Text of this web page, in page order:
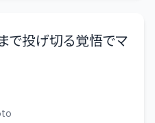
で投げ切る覚悟でマ